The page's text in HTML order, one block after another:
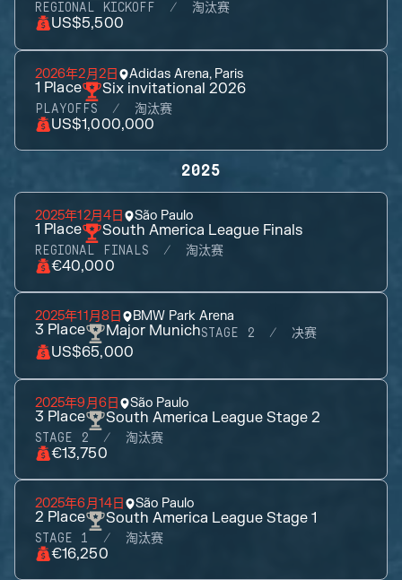
REGIONAL KICKOFF 淘汰赛
US$5,500
2026年2月2日 Adidas Arena, Paris
1 Place Six invitational 2026
PLAYOFFS 淘汰赛
US$1,000,000
2025
2025年12月4日 São Paulo
1 Place South America League Finals
REGIONAL FINALS 淘汰赛
€40,000
2025年11月8日 BMW Park Arena
3 Place Major MunichSTAGE 2 决赛
US$65,000
2025年9月6日 São Paulo
3 Place South America League Stage 2
STAGE 2 淘汰赛
€13,750
2025年6月14日 São Paulo
2 Place South America League Stage 1
STAGE 1 淘汰赛
€16,250